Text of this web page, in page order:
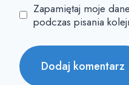
Zapamiętaj moje
podczas pisania